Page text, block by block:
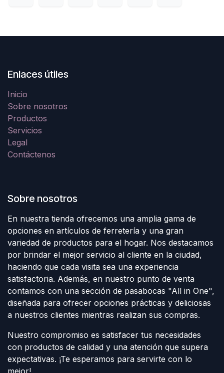
Enlaces útiles
Inicio
Sobre nosotros
Productos
Servicios
Legal
Contáctenos
Sobre nosotros
En nuestra tienda ofrecemos una amplia gama de
opciones en artículos de ferretería y una gran
variedad de productos para el hogar. Nos destacamos
por brindar el mejor servicio al cliente en la ciudad,
haciendo que cada visita sea una experiencia
satisfactoria. Además, en nuestro punto de venta
contamos con una sección de pasabocas "All in One",
diseñada para ofrecer opciones prácticas y deliciosas
a nuestros clientes mientras realizan sus compras.
Nuestro compromiso es satisfacer tus necesidades
con productos de calidad y una atención que supera
expectativas. ¡Te esperamos para servirte con lo